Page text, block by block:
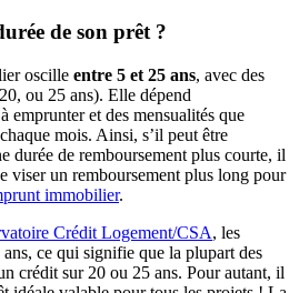
de son prêt ?
oscille entre 5 et 25 ans, avec des
ou 25 ans). Elle dépend
emprunter et des mensualités que
mois. Ainsi, s’il peut être
durée de remboursement plus courte, il
viser un remboursement plus long pour
immobilier.
Crédit Logement/CSA, les
ans, ce qui signifie que la plupart des
crédit sur 20 ou 25 ans. Pour autant, il